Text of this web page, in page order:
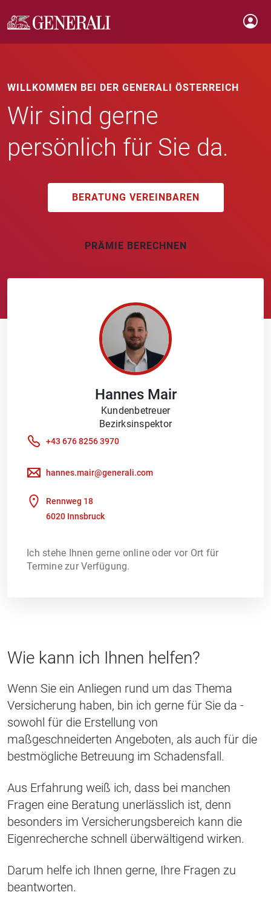
WILLKOMMEN BEI DER GENERALI ÖSTERREICH
Wir sind gerne
persönlich für Sie da.
BERATUNG VEREINBAREN
PRÄMIE BERECHNEN
Hannes Mair
Kundenbetreuer
Bezirksinspektor
+43 676 8256 3970
hannes.mair@generali.com
Rennweg 18
6020 Innsbruck
Ich stehe Ihnen gerne online oder vor Ort für
Termine zur Verfügung.
Wie kann ich Ihnen helfen?
Wenn Sie ein Anliegen rund um das Thema
Versicherung haben, bin ich gerne für Sie da -
sowohl für die Erstellung von
maßgeschneiderten Angeboten, als auch für die
bestmögliche Betreuung im Schadensfall.
Aus Erfahrung weiß ich, dass bei manchen
Fragen eine Beratung unerlässlich ist, denn
besonders im Versicherungsbereich kann die
Eigenrecherche schnell überwältigend wirken.
Darum helfe ich Ihnen gerne, Ihre Fragen zu
beantworten.